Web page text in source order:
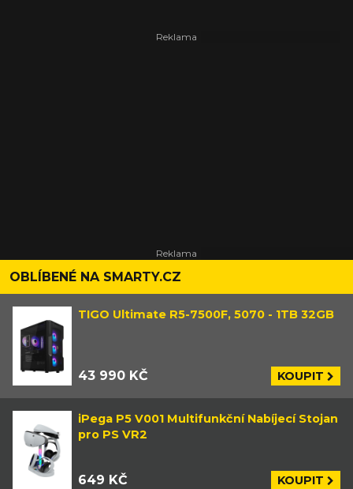
OBLÍBENÉ NA SMARTY.CZ
TIGO Ultimate R5-7500F, 5070 - 1TB 32GB
43 990 KČ KOUPIT
iPega P5 V001 Multifunkční Nabíjecí Stojan
pro PS VR2
649 KČ KOUPIT